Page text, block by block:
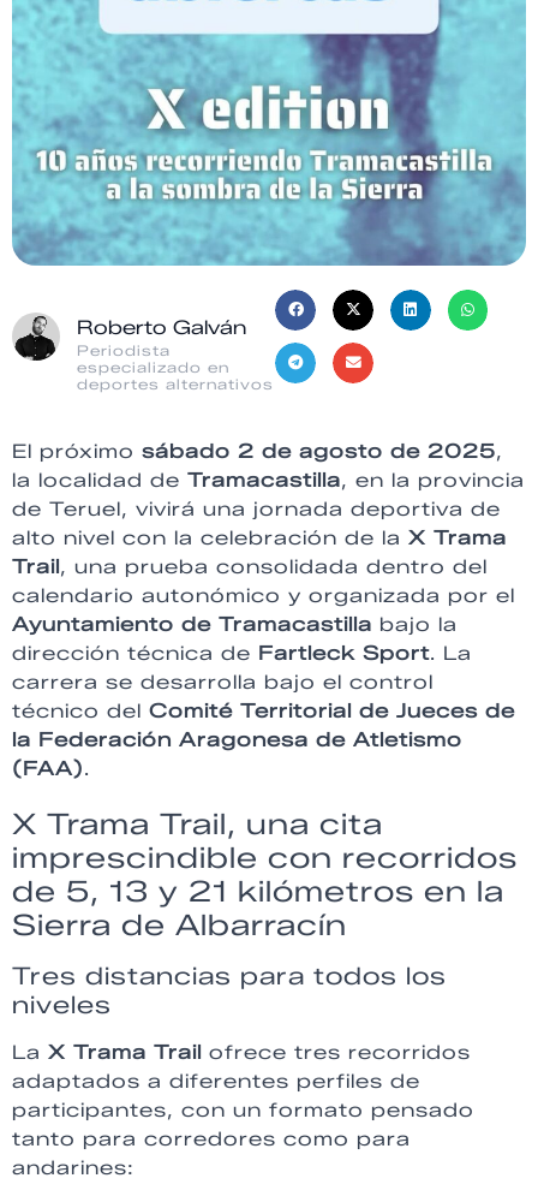
Roberto Galván
Periodista
especializado en
deportes alternativos
El próximo sábado 2 de agosto de 2025,
la localidad de Tramacastilla, en la provincia
de Teruel, vivirá una jornada deportiva de
alto nivel con la celebración de la X Trama
Trail, una prueba consolidada dentro del
calendario autonómico y organizada por el
Ayuntamiento de Tramacastilla bajo la
dirección técnica de Fartleck Sport. La
carrera se desarrolla bajo el control
técnico del Comité Territorial de Jueces de
la Federación Aragonesa de Atletismo
(FAA).
X Trama Trail, una cita
imprescindible con recorridos
de 5, 13 y 21 kilómetros en la
Sierra de Albarracín
Tres distancias para todos los
niveles
La X Trama Trail ofrece tres recorridos
adaptados a diferentes perfiles de
participantes, con un formato pensado
tanto para corredores como para
andarines: